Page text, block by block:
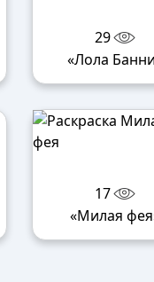
29
«Лола
17
«Милая